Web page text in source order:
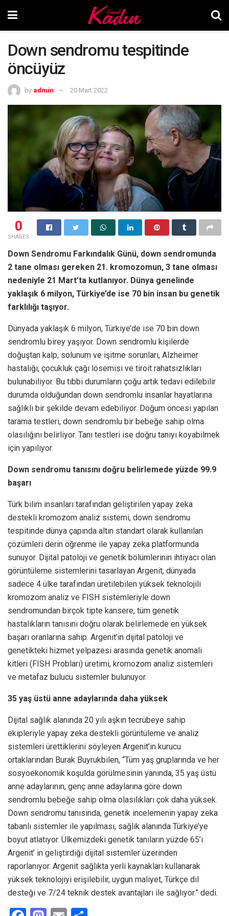
Down sendromu tespitinde
öncüyüz
by admin 20 Mart 2022
0
SHARES
Down Sendromu Farkındalık Günü, down sendromunda
2 tane olması gereken 21. kromozomun, 3 tane olması
nedeniyle 21 Mart’ta kutlanıyor. Dünya genelinde
yaklaşık 6 milyon, Türkiye’de ise 70 bin insan bu genetik
farklılığı taşıyor.
Dünyada yaklaşık 6 milyon, Türkiye’de ise 70 bin down
sendromlu birey yaşıyor. Down sendromlu kişilerde
doğuştan kalp, solunum ve işitme sorunları, Alzheimer
hastalığı, çocukluk çağı lösemisi ve tiroit rahatsızlıkları
bulunabiliyor. Bu tıbbi durumların çoğu artık tedavi edilebilir
durumda olduğundan down sendromlu insanlar hayatlarına
sağlıklı bir şekilde devam edebiliyor. Doğum öncesi yapılan
tarama testleri, down sendromlu bir bebeğe sahip olma
olasılığını belirliyor. Tanı testleri ise doğru tanıyı koyabilmek
için yapılıyor.
Down sendromu tanısını doğru belirlemede yüzde 99.9
başarı
Türk bilim insanları tarafından geliştirilen yapay zeka
destekli kromozom analiz sistemi, down sendromu
tespitinde dünya çapında altın standart olarak kullanılan
çözümleri derin öğrenme ile yapay zeka platformunda
sunuyor. Dijital patoloji ve genetik bölümlerinin ihtiyacı olan
görüntüleme sistemlerini tasarlayan Argenit, dünyada
sadece 4 ülke tarafından üretilebilen yüksek teknolojili
kromozom analiz ve FISH sistemleriyle down
sendromundan birçok tipte kansere, tüm genetik
hastalıkların tanısını doğru olarak belirlemede en yüksek
başarı oranlarına sahip. Argenit’in dijital patoloji ve
genetikteki hizmet yelpazesi arasında genetik anomali
kitleri (FISH Probları) üretimi, kromozom analiz sistemleri
ve metafaz bulucu sistemler bulunuyor.
35 yaş üstü anne adaylarında daha yüksek
Dijital sağlık alanında 20 yılı aşkın tecrübeye sahip
ekipleriyle yapay zeka destekli görüntüleme ve analiz
sistemleri ürettiklerini söyleyen Argenit’in kurucu
ortaklarından Burak Buyrukbilen, “Tüm yaş gruplarında ve her
sosyoekonomik koşulda görülmesinin yanında, 35 yaş üstü
anne adaylarının, genç anne adaylarına göre down
sendromlu bebeğe sahip olma olasılıkları çok daha yüksek.
Down sendromu tanısında, genetik incelemenin yapay zeka
tabanlı sistemler ile yapılması, sağlık alanında Türkiye’ye
boyut atlatıyor. Ülkemizdeki genetik tanıların yüzde 65’i
Argenit’ in geliştirdiği dijital sistemler üzerinden
raporlanıyor. Argenit sağlıkta yerli kaynakları kullanarak
yüksek teknolojiyi erişilebilir, uygun maliyet, Türkçe dil
desteği ve 7/24 teknik destek avantajları ile sağlıyor.” dedi.